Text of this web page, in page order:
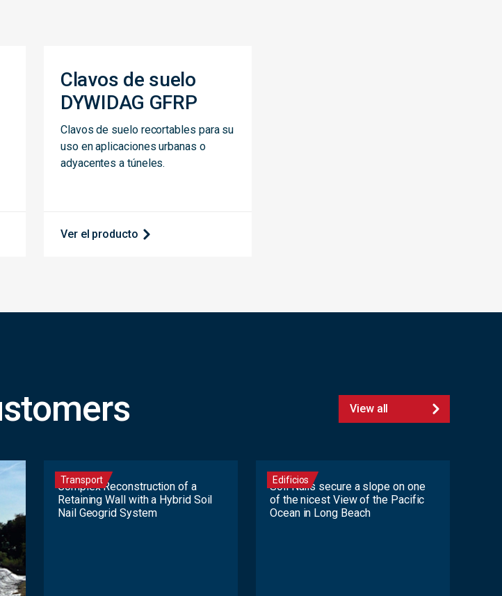
Clavos de suelo
DYWIDAG GFRP
Clavos de suelo recortables para su
uso en aplicaciones urbanas o
adyacentes a túneles.
Ver el producto
View all
Transport
Complex Reconstruction of a
Retaining Wall with a Hybrid Soil
Nail Geogrid System
Edificios
Soil Nails secure a slope on one
of the nicest View of the Pacific
Ocean in Long Beach